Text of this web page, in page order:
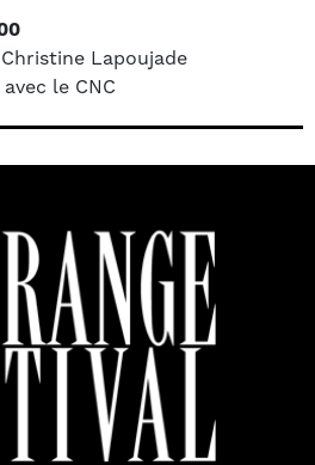
Lapoujade
le CNC